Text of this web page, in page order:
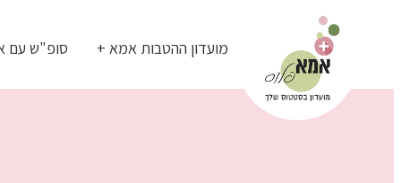
מועדון ההטבות אמא + סופ"ש עם